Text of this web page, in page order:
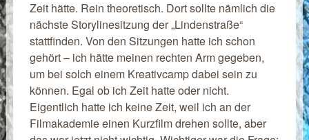
Zeit hätte. Rein theoretisch. Dort sollte nämlich die
nächste Storylinesitzung der „Lindenstraße“
stattfinden. Von den Sitzungen hatte ich schon
gehört – ich hätte meinen rechten Arm gegeben,
um bei solch einem Kreativcamp dabei sein zu
können. Egal ob ich Zeit hatte oder nicht.
Eigentlich hatte ich keine Zeit, weil ich an der
Filmakademie einen Kurzfilm drehen sollte, aber